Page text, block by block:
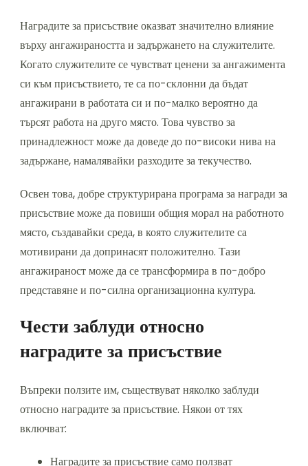
Наградите за присъствие оказват значително влияние
върху ангажираността и задържането на служителите.
Когато служителите се чувстват ценени за ангажимента
си към присъствието, те са по-склонни да бъдат
ангажирани в работата си и по-малко вероятно да
търсят работа на друго място. Това чувство за
принадлежност може да доведе до по-високи нива на
задържане, намалявайки разходите за текучество.
Освен това, добре структурирана програма за награди за
присъствие може да повиши общия морал на работното
място, създавайки среда, в която служителите са
мотивирани да допринасят положително. Тази
ангажираност може да се трансформира в по-добро
представяне и по-силна организационна култура.
Чести заблуди относно
наградите за присъствие
Въпреки ползите им, съществуват няколко заблуди
относно наградите за присъствие. Някои от тях
включват:
Наградите за присъствие само ползват